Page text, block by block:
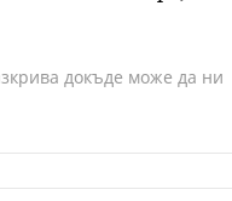
докъде може да ни